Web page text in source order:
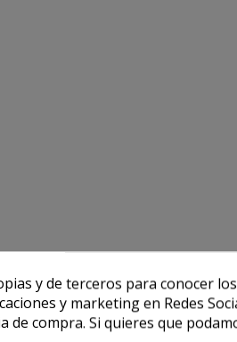
y de terceros para conocer
y marketing en Redes
de compra. Si quieres que